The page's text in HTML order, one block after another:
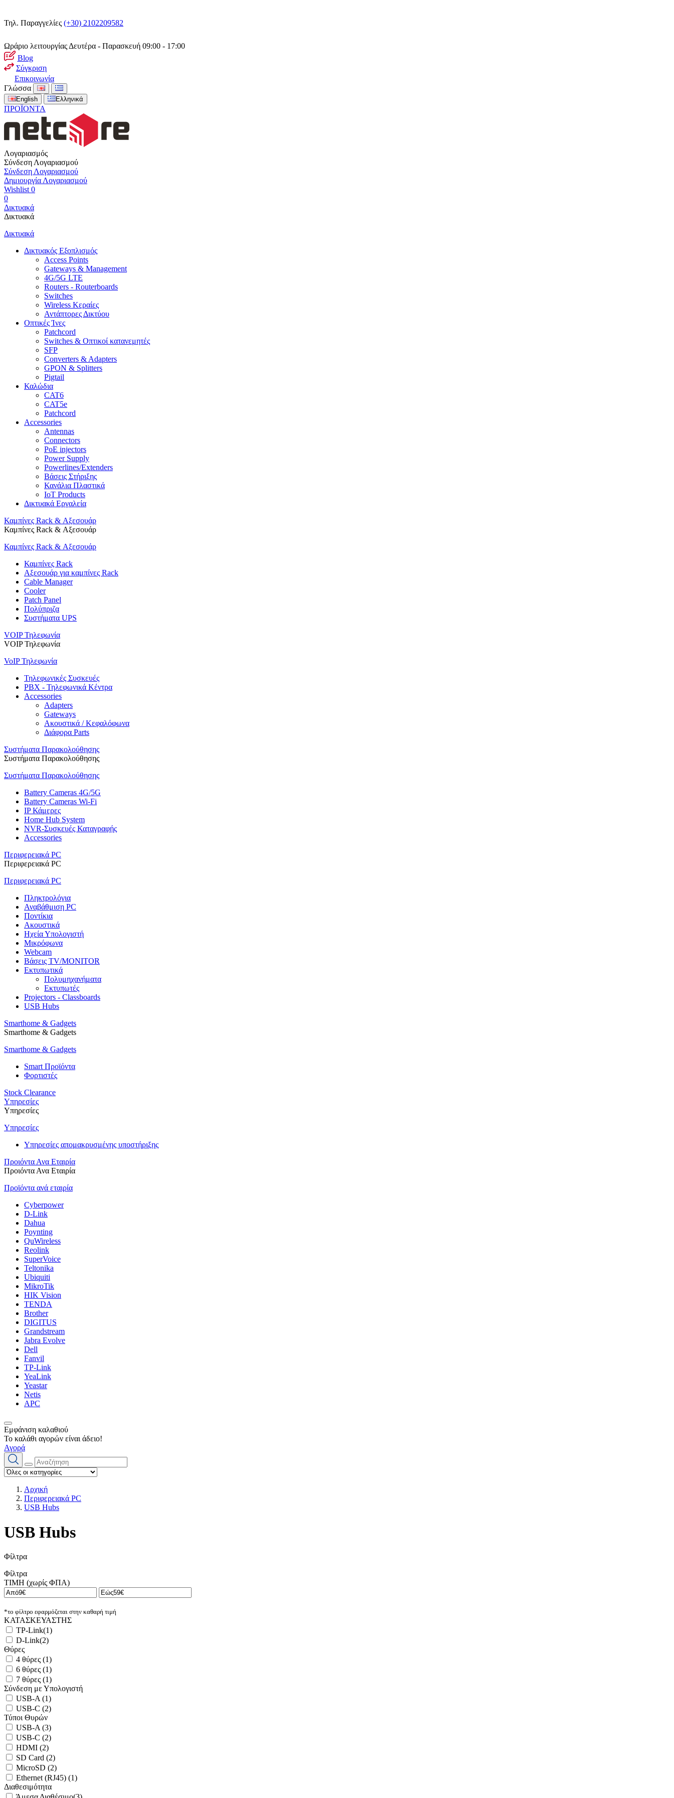
Τηλ. Παραγγελίες (+30) 2102209582
Ωράριο λειτουργίας Δευτέρα - Παρασκευή 09:00 - 17:00
Blog
Σύγκριση
Επικοινωνία
Γλώσσα
English Ελληνικά
ΠΡΟΪΟΝΤΑ
Λογαριασμός
Σύνδεση Λογαριασμού
Σύνδεση Λογαριασμού
Δημιουργία Λογαριασμού
Wishlist 0
0
Δικτυακά
Δικτυακά
Δικτυακά
Δικτυακός Εξοπλισμός
Access Points
Gateways & Management
4G/5G LTE
Routers - Routerboards
Switches
Wireless Κεραίες
Αντάπτορες Δικτύου
Οπτικές Ίνες
Patchcord
Switches & Οπτικοί κατανεμητές
SFP
Converters & Adapters
GPON & Splitters
Pigtail
Καλώδια
CAT6
CAT5e
Patchcord
Accessories
Antennas
Connectors
PoE injectors
Power Supply
Powerlines/Extenders
Βάσεις Στήριξης
Κανάλια Πλαστικά
IoT Products
Δικτυακά Εργαλεία
Καμπίνες Rack & Αξεσουάρ
Καμπίνες Rack & Αξεσουάρ
Καμπίνες Rack & Αξεσουάρ
Καμπίνες Rack
Αξεσουάρ για καμπίνες Rack
Cable Manager
Cooler
Patch Panel
Πολύπριζα
Συστήματα UPS
VOIP Τηλεφωνία
VOIP Τηλεφωνία
VoIP Τηλεφωνία
Τηλεφωνικές Συσκευές
PBX - Τηλεφωνικά Κέντρα
Accessories
Adapters
Gateways
Ακουστικά / Κεφαλόφωνα
Διάφορα Parts
Συστήματα Παρακολούθησης
Συστήματα Παρακολούθησης
Συστήματα Παρακολούθησης
Battery Cameras 4G/5G
Battery Cameras Wi-Fi
IP Κάμερες
Home Hub System
NVR-Συσκευές Καταγραφής
Accessories
Περιφερειακά PC
Περιφερειακά PC
Περιφερειακά PC
Πληκτρολόγια
Αναβάθμιση PC
Ποντίκια
Ακουστικά
Ηχεία Υπολογιστή
Μικρόφωνα
Webcam
Βάσεις TV/MONITOR
Εκτυπωτικά
Πολυμηχανήματα
Εκτυπωτές
Projectors - Classboards
USB Hubs
Smarthome & Gadgets
Smarthome & Gadgets
Smarthome & Gadgets
Smart Προϊόντα
Φορτιστές
Stock Clearance
Υπηρεσίες
Υπηρεσίες
Υπηρεσίες
Υπηρεσίες απομακρυσμένης υποστήριξης
Προιόντα Ανα Εταιρία
Προιόντα Ανα Εταιρία
Προϊόντα ανά εταιρία
Cyberpower
D-Link
Dahua
Poynting
QuWireless
Reolink
SuperVoice
Teltonika
Ubiquiti
MikroTik
HIK Vision
TENDA
Brother
DIGITUS
Grandstream
Jabra Evolve
Dell
Fanvil
TP-Link
YeaLink
Yeastar
Netis
APC
Εμφάνιση καλαθιού
Το καλάθι αγορών είναι άδειο!
Αγορά
Αρχική
Περιφερειακά PC
USB Hubs
USB Hubs
Φίλτρα
Φίλτρα
ΤΙΜΗ (χωρίς ΦΠΑ)
*το φίλτρο εφαρμόζεται στην καθαρή τιμή
ΚΑΤΑΣΚΕΥΑΣΤΗΣ
TP-Link(1)
D-Link(2)
Θύρες
4 θύρες (1)
6 θύρες (1)
7 θύρες (1)
Σύνδεση με Υπολογιστή
USB-A (1)
USB-C (2)
Τύποι Θυρών
USB-A (3)
USB-C (2)
HDMI (2)
SD Card (2)
MicroSD (2)
Ethernet (RJ45) (1)
Διαθεσιμότητα